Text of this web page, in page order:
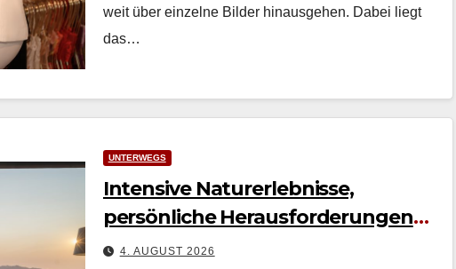
weit über einzelne Bilder hin­aus­ge­hen. Dabei liegt
das…
UNTERWEGS
Intensive Naturerlebnisse,
persönliche Herausforderungen
und authentische Erfahrungen
4. AUGUST 2026